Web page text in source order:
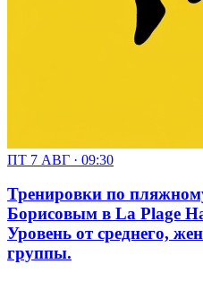
ПТ 7 АВГ · 09:30
Тренировки по
Борисовым в La Plage
Уровень от среднего,
группы.